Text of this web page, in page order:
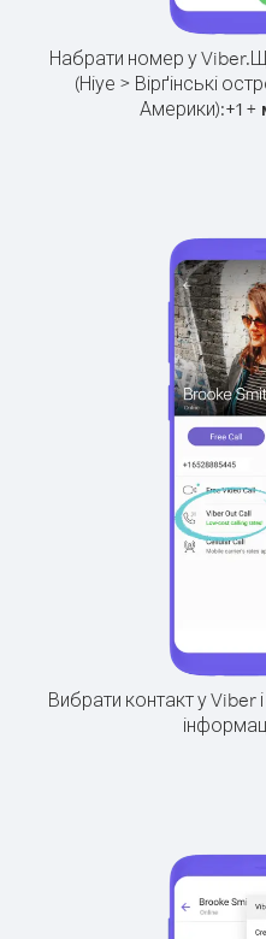
Набрати номер у Viber.
(Ніуе > Вірґінські
Америки):+1+
Вибрати контакт у Viber